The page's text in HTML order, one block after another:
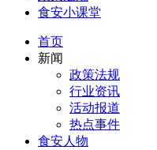
食安小课堂
首页
新闻
政策法规
行业资讯
活动报道
热点事件
食安人物